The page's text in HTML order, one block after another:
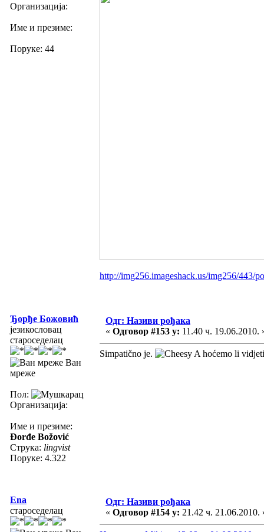
Организација:
Име и презиме:
Поруке: 44
http://img256.imageshack.us/img256/443/
Ђорђе Божовић
језикословац
староседелац
Ван
мреже
Пол:
Организација:
Име и презиме:
Đorđe Božović
Струка: lingvist
Поруке: 4.322
Одг: Називи рођака
« Одговор #153 у: 11.40 ч. 19.06.2010.
Simpatično je. A hoćemo li
Ena
староседелац
Одг: Називи рођака
« Одговор #154 у: 21.42 ч. 21.06.2010.